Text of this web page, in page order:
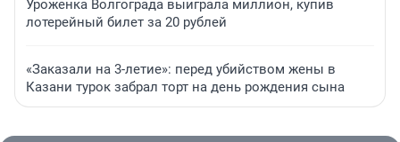
Уроженка Волгограда выиграла миллион, купив
лотерейный билет за 20 рублей
«Заказали на 3-летие»: перед убийством жены в
Казани турок забрал торт на день рождения сына